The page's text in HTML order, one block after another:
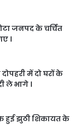
जनपद के चर्चित
।
में दो घरों के
ले भागे ।
हुई झुठी शिकायत के